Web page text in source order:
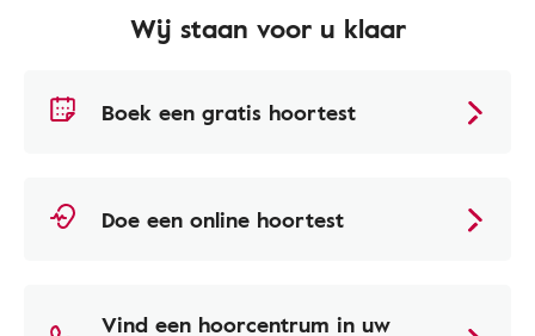
Wij staan voor u klaar
Boek een gratis hoortest
Doe een online hoortest
Vind een hoorcentrum in uw